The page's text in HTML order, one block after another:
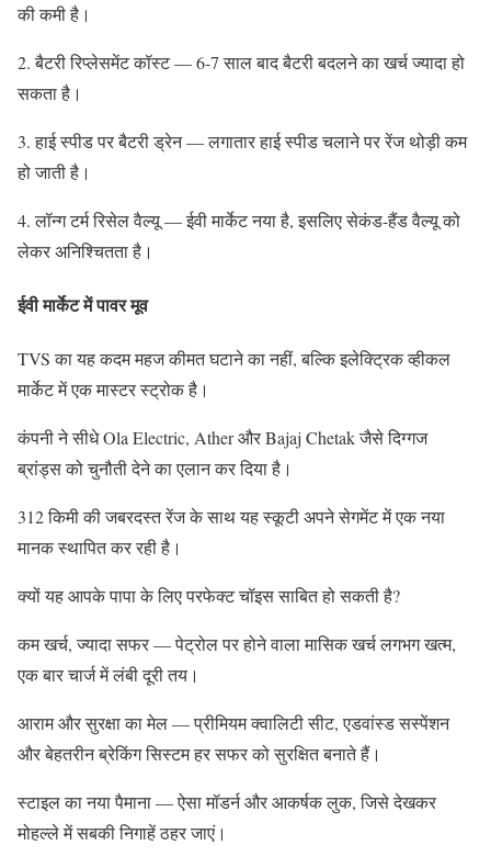
की कमी है।
2. बैटरी रिप्लेसमेंट कॉस्ट — 6-7 साल बाद बैटरी बदलने का खर्च ज्यादा हो
सकता है।
3. हाई स्पीड पर बैटरी ड्रेन — लगातार हाई स्पीड चलाने पर रेंज थोड़ी कम
हो जाती है।
4. लॉन्ग टर्म रिसेल वैल्यू — ईवी मार्केट नया है, इसलिए सेकंड-हैंड वैल्यू को
लेकर अनिश्चितता है।
ईवी मार्केट में पावर मूव
TVS का यह कदम महज कीमत घटाने का नहीं, बल्कि इलेक्ट्रिक व्हीकल
मार्केट में एक मास्टर स्ट्रोक है।
कंपनी ने सीधे Ola Electric, Ather और Bajaj Chetak जैसे दिग्गज
ब्रांड्स को चुनौती देने का एलान कर दिया है।
312 किमी की जबरदस्त रेंज के साथ यह स्कूटी अपने सेगमेंट में एक नया
मानक स्थापित कर रही है।
क्यों यह आपके पापा के लिए परफेक्ट चॉइस साबित हो सकती है?
कम खर्च, ज्यादा सफर — पेट्रोल पर होने वाला मासिक खर्च लगभग खत्म,
एक बार चार्ज में लंबी दूरी तय।
आराम और सुरक्षा का मेल — प्रीमियम क्वालिटी सीट, एडवांस्ड सस्पेंशन
और बेहतरीन ब्रेकिंग सिस्टम हर सफर को सुरक्षित बनाते हैं।
स्टाइल का नया पैमाना — ऐसा मॉडर्न और आकर्षक लुक, जिसे देखकर
मोहल्ले में सबकी निगाहें ठहर जाएं।